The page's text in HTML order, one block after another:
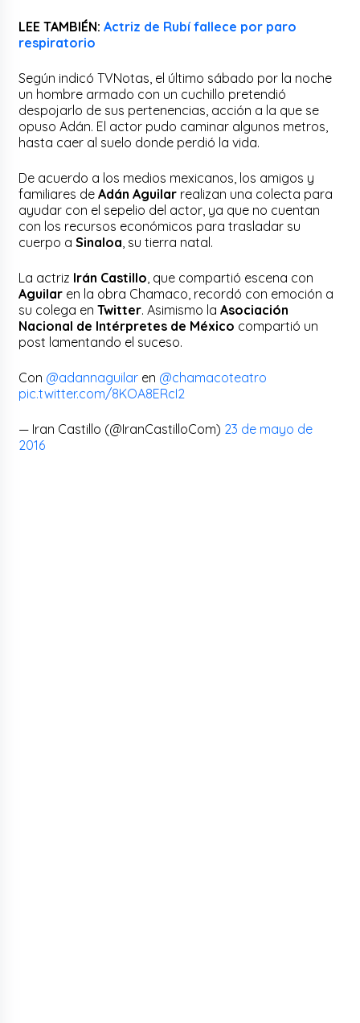
LEE TAMBIÉN:Actriz de Rubí fallece por paro
respiratorio
Según indicó TVNotas, el último sábado por la noche
un hombre armado con un cuchillo pretendió
despojarlo de sus pertenencias, acción a la que se
opuso Adán. El actor pudo caminar algunos metros,
hasta caer al suelo donde perdió la vida.
De acuerdo a los medios mexicanos, los amigos y
familiares deAdán Aguilar realizan una colecta para
ayudar con el sepelio del actor, ya que no cuentan
con los recursos económicos para trasladar su
cuerpo aSinaloa , su tierra natal.
La actriz Irán Castillo , que compartió escena con
Aguilar en la obra Chamaco, recordó con emoción a
su colega enTwitter. Asimismo laAsociación
Nacional de Intérpretes de México compartió un
post lamentando el suceso.
Con @adannaguilar en @chamacoteatro
pic.twitter.com/8KOA8ERcI2
— Iran Castillo (@IranCastilloCom) 23 de mayo de
2016